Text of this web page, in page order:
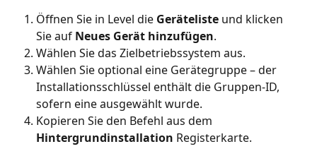
Öffnen Sie in Level die Geräteliste und klicken
Sie auf Neues Gerät hinzufügen.
Wählen Sie das Zielbetriebssystem aus.
Wählen Sie optional eine Gerätegruppe – der
Installationsschlüssel enthält die Gruppen-ID,
sofern eine ausgewählt wurde.
Kopieren Sie den Befehl aus dem
Hintergrundinstallation Registerkarte.